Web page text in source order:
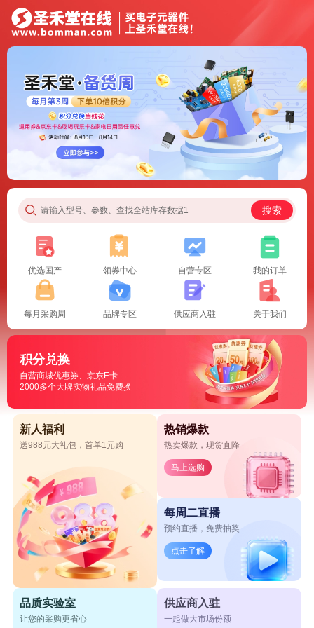
请输入型号、参数、查找全站库存数据1 搜索
优选国产 领券中心 自营专区 我的订单
每月采购周 品牌专区 供应商入驻 关于我们
积分兑换
自营商城优惠券、京东E卡
2000多个大牌实物礼品免费换
新人福利
送988元大礼包，首单1元购
热销爆款
热卖爆款，现货直降
马上选购
每周二直播
预约直播，免费抽奖
点击了解
品质实验室
让您的采购更省心
供应商入驻
一起做大市场份额